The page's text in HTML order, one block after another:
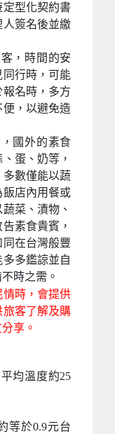
型化契約書
簽名後並繳
，時間的安
行時，可能
名時，多方
，以避免造
國外的素食
蛋、奶等，
多數僅能以蔬
店內用餐或
菜、漬物、
素食貴賓，
在台灣般豐
多鑑諒並自
時之需。
時，會提供
客了解及購
享。
均溫度約25
等於0.9元台